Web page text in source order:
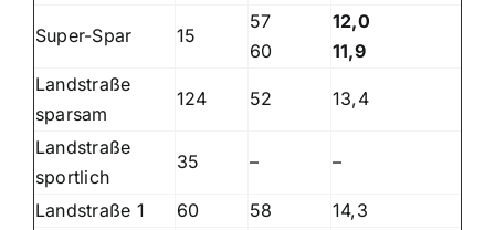
Super-Spar 15
57
60
12,0
11,9
Landstraße
sparsam
124 52 13,4
Landstraße
sportlich
35 – –
Landstraße 1 60 58
14,3